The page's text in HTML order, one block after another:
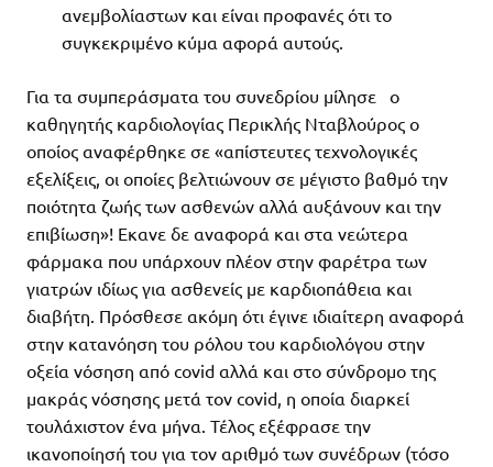
ανεμβολίαστων και είναι προφανές ότι το
συγκεκριμένο κύμα αφορά αυτούς.
Για τα συμπεράσματα του συνεδρίου μίλησε ο
καθηγητής καρδιολογίας Περικλής Νταβλούρος ο
οποίος αναφέρθηκε σε «απίστευτες τεχνολογικές
εξελίξεις, οι οποίες βελτιώνουν σε μέγιστο βαθμό την
ποιότητα ζωής των ασθενών αλλά αυξάνουν και την
επιβίωση»! Εκανε δε αναφορά και στα νεώτερα
φάρμακα που υπάρχουν πλέον στην φαρέτρα των
γιατρών ιδίως για ασθενείς με καρδιοπάθεια και
διαβήτη. Πρόσθεσε ακόμη ότι έγινε ιδιαίτερη αναφορά
στην κατανόηση του ρόλου του καρδιολόγου στην
οξεία νόσηση από covid αλλά και στο σύνδρομο της
μακράς νόσησης μετά τον covid, η οποία διαρκεί
τουλάχιστον ένα μήνα. Τέλος εξέφρασε την
ικανοποίησή του για τον αριθμό των συνέδρων (τόσο